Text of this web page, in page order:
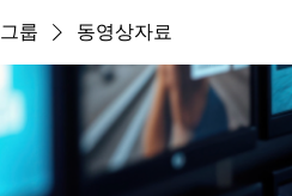
그룹 동영상자료